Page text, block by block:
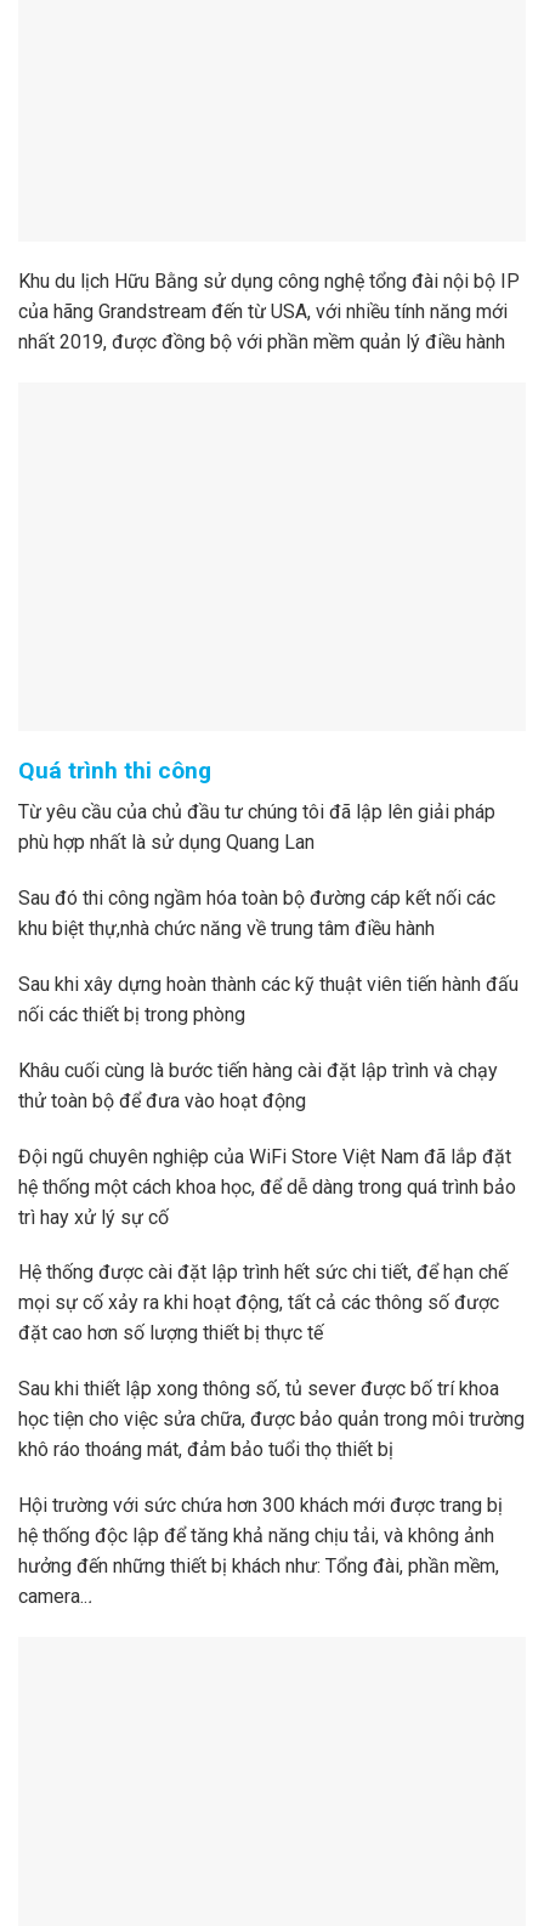
Khu du lịch Hữu Bằng sử dụng công nghệ tổng đài nội bộ IP
của hãng Grandstream đến từ USA, với nhiều tính năng mới
nhất 2019, được đồng bộ với phần mềm quản lý điều hành
Quá trình thi công
Từ yêu cầu của chủ đầu tư chúng tôi đã lập lên giải pháp
phù hợp nhất là sử dụng Quang Lan
Sau đó thi công ngầm hóa toàn bộ đường cáp kết nối các
khu biệt thự,nhà chức năng về trung tâm điều hành
Sau khi xây dựng hoàn thành các kỹ thuật viên tiến hành đấu
nối các thiết bị trong phòng
Khâu cuối cùng là bước tiến hàng cài đặt lập trình và chạy
thử toàn bộ để đưa vào hoạt động
Đội ngũ chuyên nghiệp của WiFi Store Việt Nam đã lắp đặt
hệ thống một cách khoa học, để dễ dàng trong quá trình bảo
trì hay xử lý sự cố
Hệ thống được cài đặt lập trình hết sức chi tiết, để hạn chế
mọi sự cố xảy ra khi hoạt động, tất cả các thông số được
đặt cao hơn số lượng thiết bị thực tế
Sau khi thiết lập xong thông số, tủ sever được bố trí khoa
học tiện cho việc sửa chữa, được bảo quản trong môi trường
khô ráo thoáng mát, đảm bảo tuổi thọ thiết bị
Hội trường với sức chứa hơn 300 khách mới được trang bị
hệ thống độc lập để tăng khả năng chịu tải, và không ảnh
hưởng đến những thiết bị khách như: Tổng đài, phần mềm,
camera...